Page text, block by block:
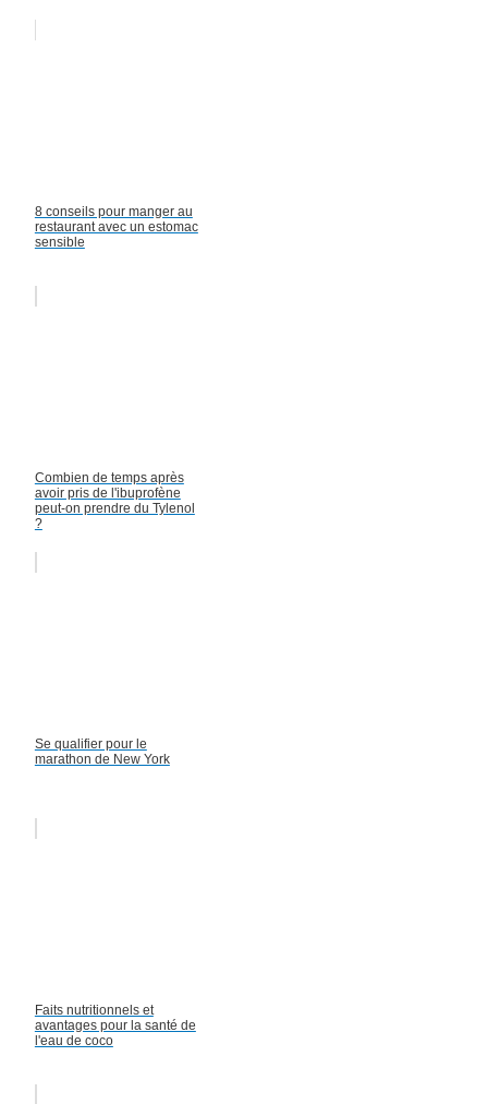
8 conseils pour manger au
restaurant avec un estomac
sensible
Combien de temps après
avoir pris de l'ibuprofène
peut-on prendre du Tylenol
?
Se qualifier pour le
marathon de New York
Faits nutritionnels et
avantages pour la santé de
l'eau de coco